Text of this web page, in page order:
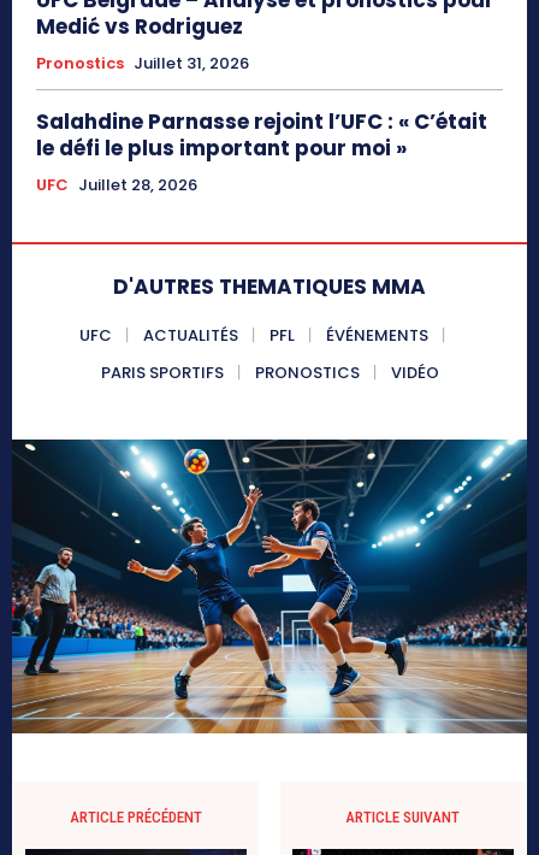
Medić vs Rodriguez
Pronostics Juillet 31, 2026
Salahdine Parnasse rejoint l’UFC : « C’était
le défi le plus important pour moi »
UFC Juillet 28, 2026
D'AUTRES THEMATIQUES MMA
UFC ACTUALITÉS PFL
ÉVÉNEMENTS
PARIS SPORTIFS
PRONOSTICS VIDÉO
ARTICLE PRÉCÉDENT ARTICLE SUIVANT